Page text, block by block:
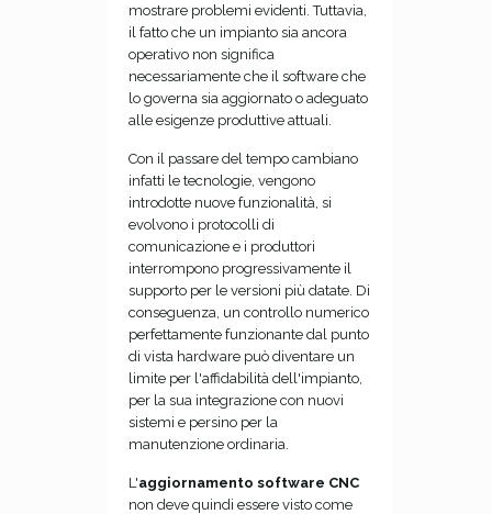
mostrare problemi evidenti. Tuttavia,
il fatto che un impianto sia ancora
operativo non significa
necessariamente che il software che
lo governa sia aggiornato o adeguato
alle esigenze produttive attuali.
Con il passare del tempo cambiano
infatti le tecnologie, vengono
introdotte nuove funzionalità, si
evolvono i protocolli di
comunicazione e i produttori
interrompono progressivamente il
supporto per le versioni più datate. Di
conseguenza, un controllo numerico
perfettamente funzionante dal punto
di vista hardware può diventare un
limite per l'affidabilità dell'impianto,
per la sua integrazione con nuovi
sistemi e persino per la
manutenzione ordinaria.
L'aggiornamento software CNC
non deve quindi essere visto come